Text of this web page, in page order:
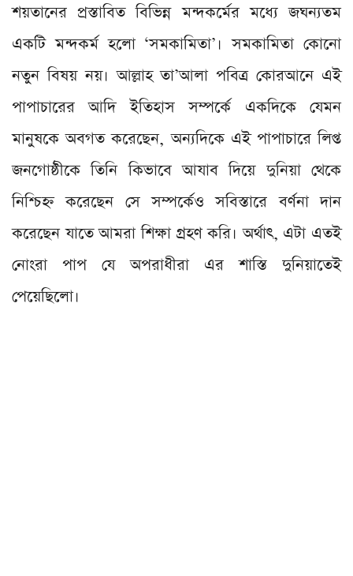
শয়তানের প্রস্তাবিত বিভিন্ন মন্দকর্মের মধ্যে জঘন্যতম
একটি মন্দকর্ম হলো ‘সমকামিতা’। সমকামিতা কোনো
নতুন বিষয় নয়। আল্লাহ তা’আলা পবিত্র কোরআনে এই
পাপাচারের আদি ইতিহাস সম্পর্কে একদিকে যেমন
মানুষকে অবগত করেছেন, অন্যদিকে এই পাপাচারে লিপ্ত
জনগোষ্ঠীকে তিনি কিভাবে আযাব দিয়ে দুনিয়া থেকে
নিশ্চিহ্ন করেছেন সে সম্পর্কেও সবিস্তারে বর্ণনা দান
করেছেন যাতে আমরা শিক্ষা গ্রহণ করি। অর্থাৎ, এটা এতই
নোংরা পাপ যে অপরাধীরা এর শাস্তি দুনিয়াতেই
পেয়েছিলো।